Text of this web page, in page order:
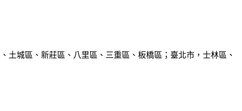
城區、新莊區、八里區、三重區、板橋區；臺北市，士林區、